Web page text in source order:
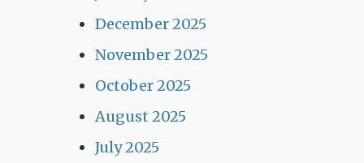
December 2025
November 2025
October 2025
August 2025
July 2025